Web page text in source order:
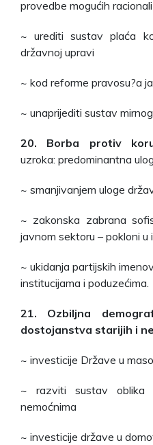
provedbe mogućih
~ urediti sustav plaća
državnoj upravi
~ kod reforme pravosu?a
~ unaprijediti sustav
20. Borba protiv
uzroka: predominantna
~ smanjivanjem uloge
~ zakonska zabrana
javnom sektoru – pokloni u
~ ukidanja partijskih
institucijama i poduzećima.
21. Ozbiljna
dostojanstva starijih i
~ investicije Države u
~ razviti sustav oblika
nemoćnima
~ investicije države u